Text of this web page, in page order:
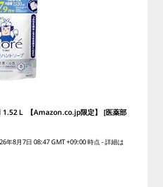
1.52Ｌ 【Amazon.co.jp限定】 [医薬部
年8月7日 08:47 GMT +09:00 時点 -詳細は